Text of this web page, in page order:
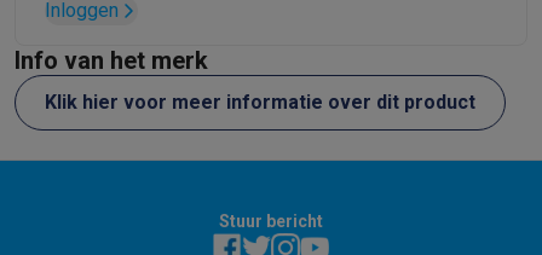
Inloggen
Info van het merk
Klik hier voor meer informatie over dit product
Stuur bericht